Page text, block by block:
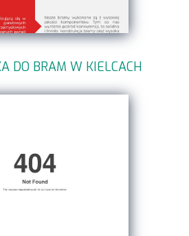
DO BRAM W KIELCACH